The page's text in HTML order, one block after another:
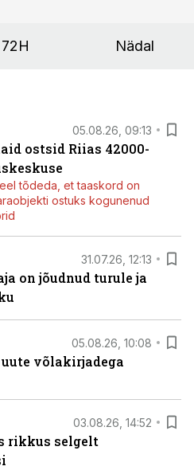
72H Nädal
05.08.26, 09:13
ostsid Riias 42000-
tõdeda, et taaskord on
ostuks kogunenud
31.07.26, 12:13
on jõudnud turule ja
05.08.26, 10:08
võlakirjadega
03.08.26, 14:52
rikkus selgelt